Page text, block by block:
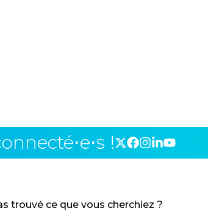
!
trouvé ce que vous cherchiez ?